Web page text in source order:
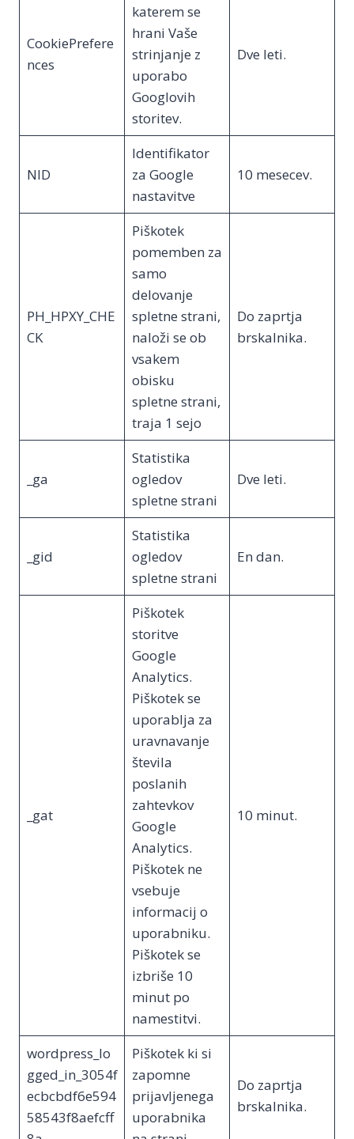
CookiePrefere
nces
katerem se
hrani Vaše
strinjanje z
uporabo
Googlovih
storitev.
Dve leti.
NID
Identifikator
za Google
nastavitve
10 mesecev.
PH_HPXY_CHE
CK
Piškotek
pomemben za
samo
delovanje
spletne strani,
naloži se ob
vsakem
obisku
spletne strani,
traja 1 sejo
Do zaprtja
brskalnika.
_ga
Statistika
ogledov
spletne strani
Dve leti.
_gid
Statistika
ogledov
spletne strani
En dan.
_gat
Piškotek
storitve
Google
Analytics.
Piškotek se
uporablja za
uravnavanje
števila
poslanih
zahtevkov
Google
Analytics.
Piškotek ne
vsebuje
informacij o
uporabniku.
Piškotek se
izbriše 10
minut po
namestitvi.
10 minut.
wordpress_lo
gged_in_3054f
ecbcbdf6e594
58543f8aefcff
Piškotek ki si
zapomne
prijavljenega
uporabnika
Do zaprtja
brskalnika.